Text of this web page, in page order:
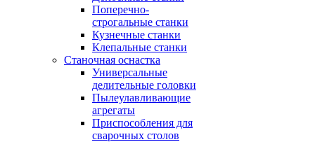
Поперечно-
строгальные станки
Кузнечные станки
Клепальные станки
Станочная оснастка
Универсальные
делительные головки
Пылеулавливающие
агрегаты
Приспособления для
сварочных столов